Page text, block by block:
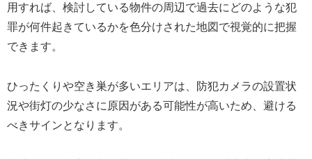
用すれば、検討している物件の周辺で過去にどのような犯
罪が何件起きているかを色分けされた地図で視覚的に把握
できます。
ひったくりや空き巣が多いエリアは、防犯カメラの設置状
況や街灯の少なさに原因がある可能性が高いため、避ける
べきサインとなります。